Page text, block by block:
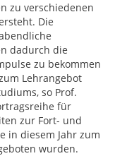
zu verschiedenen
Die
dadurch die
zu bekommen
Lehrangebot
so Prof.
für
zur Fort- und
in diesem Jahr zum
wurden.